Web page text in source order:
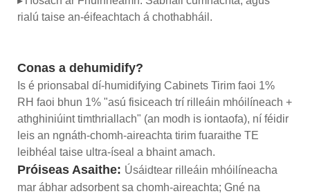
rialú taise an-éifeachtach á chothabháil.
Conas a dehumidify?
Is é prionsabal dí-humidifying Cabinets Tirim faoi 1%
RH faoi bhun 1% "asú fisiceach trí rilleáin mhóilíneach +
athghiniúint timthriallach" (an modh is iontaofa), ní féidir
leis an ngnáth-chomh-aireachta tirim fuaraithe TE
leibhéal taise ultra-íseal a bhaint amach.
Próiseas Asaithe: Úsáidtear rilleáin mhóilíneacha
mar ábhar adsorbent sa chomh-aireachta; Gné na